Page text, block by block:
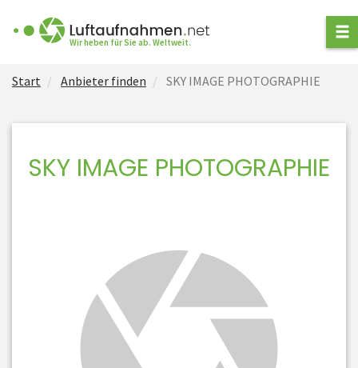
Wir heben für Sie ab. Weltweit.
Start Anbieter finden SKY IMAGE PHOTOGRAPHIE
SKY IMAGE PHOTOGRAPHIE
ANFRAGE STELLEN
ANBIETER FINDEN
ARTEN VON